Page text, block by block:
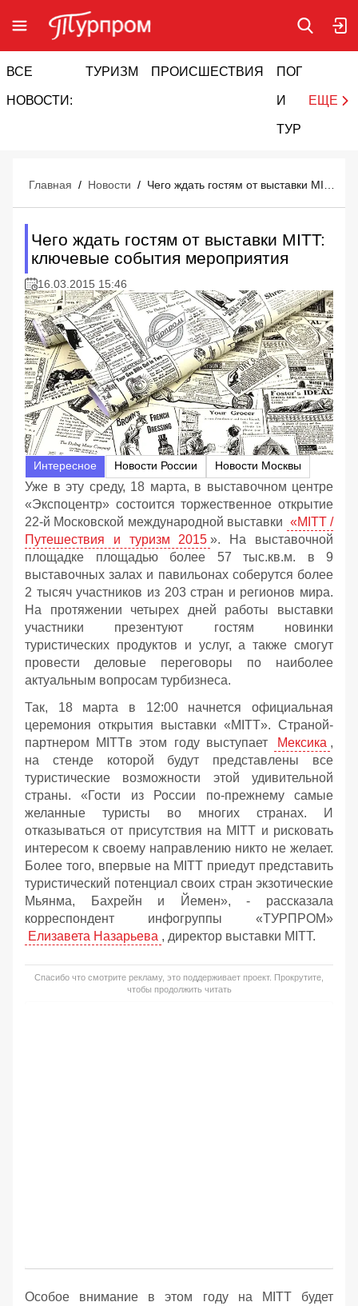
ВСЕ
НОВОСТИ:
ТУРИЗМ ПРОИСШЕСТВИЯ ПОГОДА
И
ТУРИЗМ
ЕЩЕ
Главная / Новости /
Чего ждать гостям от выставки MITT:
ключевые события мероприятия
16.03.2015 15:46
Интересное Новости России Новости Москвы
Уже в эту среду, 18 марта, в выставочном центре
«Экспоцентр» состоится торжественное открытие
22-й Московской международной выставки «MITT /
Путешествия и туризм 2015 ». На выставочной
площадке площадью более 57 тыс.кв.м. в 9
выставочных залах и павильонах соберутся более
2 тысяч участников из 203 стран и регионов мира.
На протяжении четырех дней работы выставки
участники презентуют гостям новинки
туристических продуктов и услуг, а также смогут
провести деловые переговоры по наиболее
актуальным вопросам турбизнеса.
Так, 18 марта в 12:00 начнется официальная
церемония открытия выставки «MITT». Страной-
партнером MITTв этом году выступает
Мексика ,
на стенде которой будут представлены все
туристические возможности этой удивительной
страны. «Гости из России по-прежнему самые
желанные туристы во многих странах. И
отказываться от присутствия на MITT и рисковать
интересом к своему направлению никто не желает.
Более того, впервые на MITT приедут представить
туристический потенциал своих стран экзотические
Мьянма, Бахрейн и Йемен», - рассказала
корреспондент инфогруппы «ТУРПРОМ»
Елизавета Назарьева , директор выставки MITT.
Спасибо что смотрите рекламу, это поддерживает проект. Прокрутите,
чтобы продолжить читать
Особое внимание в этом году на MITT будет